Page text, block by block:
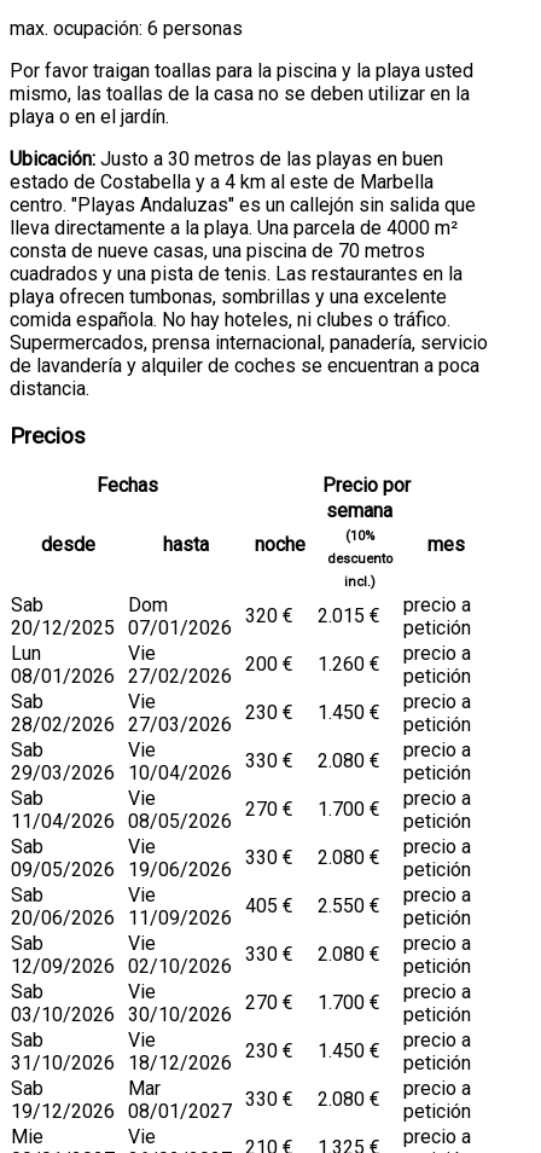
max. ocupación: 6 personas
Por favor traigan toallas para la piscina y la playa usted
mismo, las toallas de la casa no se deben utilizar en la
playa o en el jardín.
Ubicación: Justo a 30 metros de las playas en buen
estado de Costabella y a 4 km al este de Marbella
centro. "Playas Andaluzas" es un callejón sin salida que
lleva directamente a la playa. Una parcela de 4000 m²
consta de nueve casas, una piscina de 70 metros
cuadrados y una pista de tenis. Las restaurantes en la
playa ofrecen tumbonas, sombrillas y una excelente
comida española. No hay hoteles, ni clubes o tráfico.
Supermercados, prensa internacional, panadería, servicio
de lavandería y alquiler de coches se encuentran a poca
distancia.
Precios
Fechas Precio por
desde hasta noche
semana
(10%
descuento
incl.)
mes
Sab
20/12/2025
Dom
07/01/2026
320 € 2.015 €
precio a
petición
Lun
08/01/2026
Vie
27/02/2026
200 € 1.260 €
precio a
petición
Sab
28/02/2026
Vie
27/03/2026
230 € 1.450 €
precio a
petición
Sab
29/03/2026
Vie
10/04/2026
330 € 2.080 €
precio a
petición
Sab
11/04/2026
Vie
08/05/2026
270 € 1.700 €
precio a
petición
Sab
09/05/2026
Vie
19/06/2026
330 € 2.080 €
precio a
petición
Sab
20/06/2026
Vie
11/09/2026
405 € 2.550 €
precio a
petición
Sab
12/09/2026
Vie
02/10/2026
330 € 2.080 €
precio a
petición
Sab
03/10/2026
Vie
30/10/2026
270 € 1.700 €
precio a
petición
Sab
31/10/2026
Vie
18/12/2026
230 € 1.450 €
precio a
petición
Sab
19/12/2026
Mar
08/01/2027
330 € 2.080 €
precio a
petición
Mie
Vie
210 € 1.325 €
precio a